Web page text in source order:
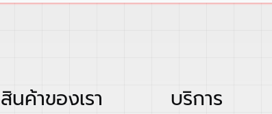
สินค้าของเรา บริการ